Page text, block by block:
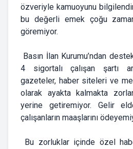
özveriyle kamuoyunu
bu değerli emek çoğu
göremiyor.
Basın İlan Kurumu’ndan
4 sigortalı çalışan şartı
gazeteler, haber siteleri ve
olarak ayakta kalmakta
yerine getiremiyor. Gelir
çalışanların maaşlarını
Bu zorluklar içinde özel